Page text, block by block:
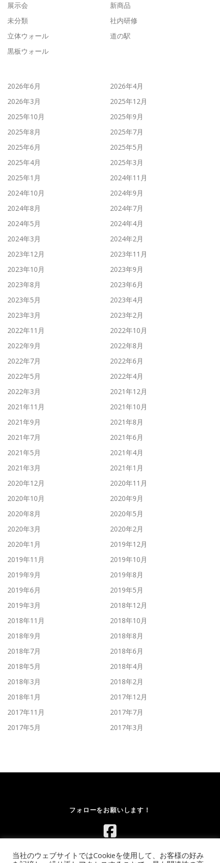
展示会
新商品
未分類
社内研修
立体ウォール
道の駅
黒板ウォール
2026年6月
2026年4月
2026年3月
2025年12月
2025年10月
2025年9月
2025年8月
2025年7月
2025年6月
2025年5月
2025年4月
2025年3月
2025年1月
2024年11月
2024年10月
2024年9月
2024年8月
2024年7月
2024年5月
2024年4月
2024年3月
2024年2月
2023年12月
2023年11月
2023年10月
2023年9月
2023年8月
2023年6月
2023年5月
2023年4月
2023年3月
2023年2月
2022年11月
2022年10月
2022年9月
2022年8月
2022年7月
2022年6月
2022年5月
2022年4月
2022年3月
2021年12月
2021年11月
2021年10月
2021年9月
2021年8月
2021年7月
2021年6月
2021年5月
2021年4月
2021年3月
2021年1月
2020年12月
2020年11月
2020年10月
2020年9月
2020年8月
2020年5月
2020年3月
2020年2月
2020年1月
2019年12月
2019年11月
2019年10月
2019年9月
2019年8月
2019年6月
2019年5月
2019年3月
2018年12月
2018年11月
2018年10月
2018年9月
2018年8月
2018年7月
2018年6月
2018年5月
2018年4月
2018年3月
2018年2月
2018年1月
2017年12月
2017年11月
2017年7月
2017年5月
2017年3月
フォローをお願いします！
当社のウェブサイトではCookieを使用して、お客様の好み